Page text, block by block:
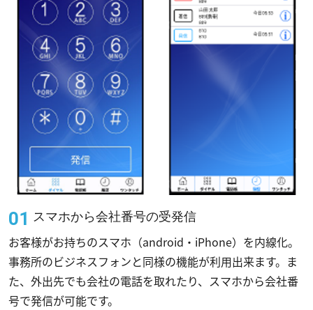
スマホから会社番号の受発信
お客様がお持ちのスマホ（android・iPhone）を内線化。
事務所のビジネスフォンと同様の機能が利用出来ます。ま
た、外出先でも会社の電話を取れたり、スマホから会社番
号で発信が可能です。